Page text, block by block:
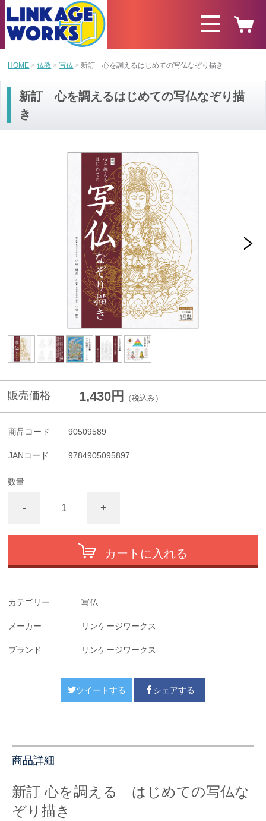
HOME 仏教 写仏 新訂 心を調えるはじめての写仏なぞり描き
新訂 心を調えるはじめての写仏なぞり描
き
販売価格 1,430円 （税込み）
商品コード 90509589
JANコード 9784905095897
数量
- +
カートに入れる
カテゴリー 写仏
メーカー リンケージワークス
ブランド リンケージワークス
ツイートする シェアする
商品詳細
新訂 心を調える はじめての写仏な
ぞり描き